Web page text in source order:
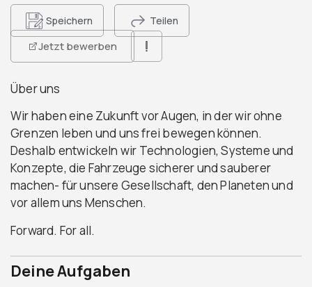
Speichern Teilen
Jetzt bewerben
Über uns
Wir haben eine Zukunft vor Augen, in der wir ohne
Grenzen leben und uns frei bewegen können.
Deshalb entwickeln wir Technologien, Systeme und
Konzepte, die Fahrzeuge sicherer und sauberer
machen- für unsere Gesellschaft, den Planeten und
vor allem uns Menschen.
Forward. For all.
Deine Aufgaben